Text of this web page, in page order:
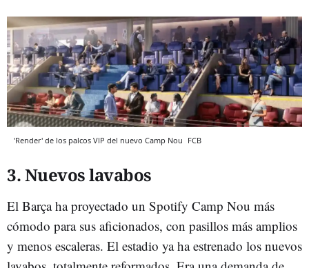
'Render' de los palcos VIP del nuevo Camp Nou FCB
3. Nuevos lavabos
El Barça ha proyectado un Spotify Camp Nou más
cómodo para sus aficionados, con pasillos más amplios
y menos escaleras. El estadio ya ha estrenado los nuevos